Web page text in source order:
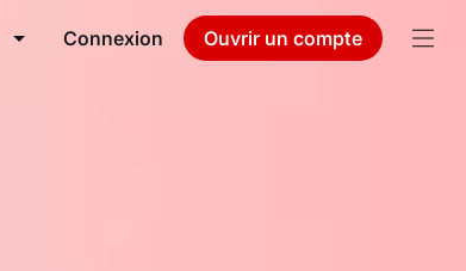
Connexion Ouvrir un compte